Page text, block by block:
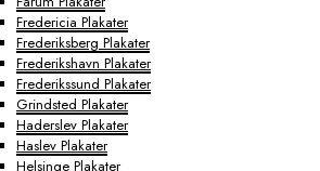
Fredericia Plakater
Frederiksberg Plakater
Frederikshavn Plakater
Frederikssund Plakater
Grindsted Plakater
Haderslev Plakater
Haslev Plakater
Helsinge Plakater